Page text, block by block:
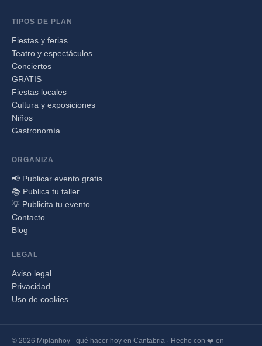
TIPOS DE PLAN
Fiestas y ferias
Teatro y espectáculos
Conciertos
GRATIS
Fiestas locales
Cultura y exposiciones
Niños
Gastronomía
ORGANIZA
📢 Publicar evento gratis
📚 Publica tu taller
💡 Publicita tu evento
Contacto
Blog
LEGAL
Aviso legal
Privacidad
Uso de cookies
© 2026 Miplanhoy - qué hacer hoy en Cantabria · Hecho con ❤️ en